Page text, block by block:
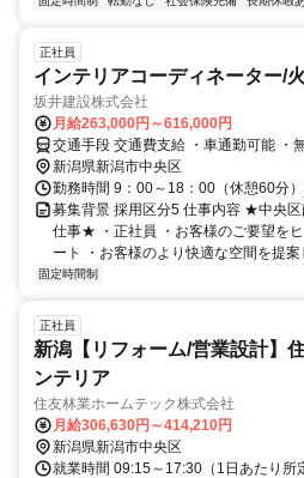
正社員
インテリアコーディネーター/
坂井建設株式会社
月給263,000円～616,000円
交通手段 交通費支給 ・車通勤可能 ・
新潟県新潟市中央区
勤務時間 9：00～18：00（休憩60分
募集背景 採用区分5 仕事内容 ★中央
仕事★ ・正社員 ・お客様のご要望を
ート ・お客様のより快適な空間を提案
固定時間制
正社員
新潟【リフォーム/営業設計】
ンテリア
住友林業ホームテック株式会社
月給306,630円～414,210円
新潟県新潟市中央区
就業時間 09:15～17:30（1日あたり所